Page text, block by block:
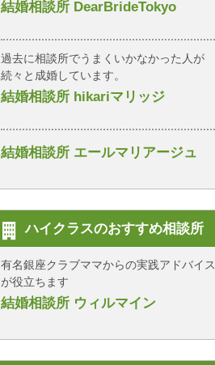
結婚相談所 DearBrideTokyo
過去に相談所でうまくいかなかった人が
続々と成婚しています。
結婚相談所 hikariマリッジ
結婚相談所 エールマリアージュ
ハイクラスのおすすめ相談所
有名銀座クラブママからの実践アドバイス
が役立ちます
結婚相談所 ウィルマイン